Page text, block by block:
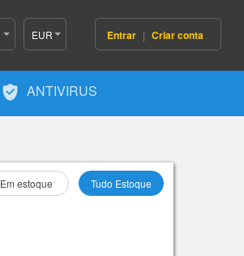
Portugal(Português)
EUR Entrar | Criar conta
ANTIVIRUS
Em estoque Tudo Estoque